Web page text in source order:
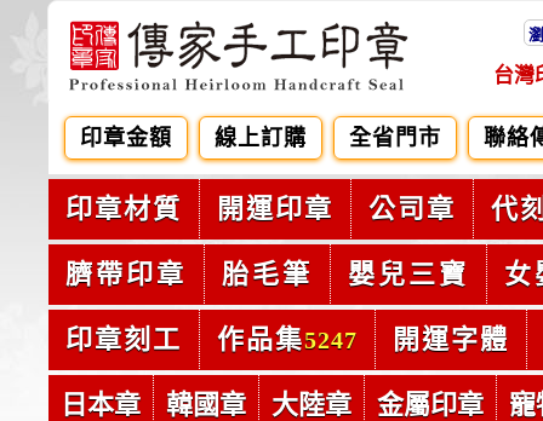
台灣
印章金額 線上訂購 全省門市 聯絡
印章材質 開運印章 公司章 代
臍帶印章 胎毛筆 嬰兒三寶 女
印章刻工 作品集5247 開運字體
日本章 韓國章 大陸章 金屬印章 寵